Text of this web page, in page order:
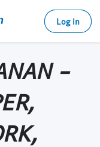
Log in
-